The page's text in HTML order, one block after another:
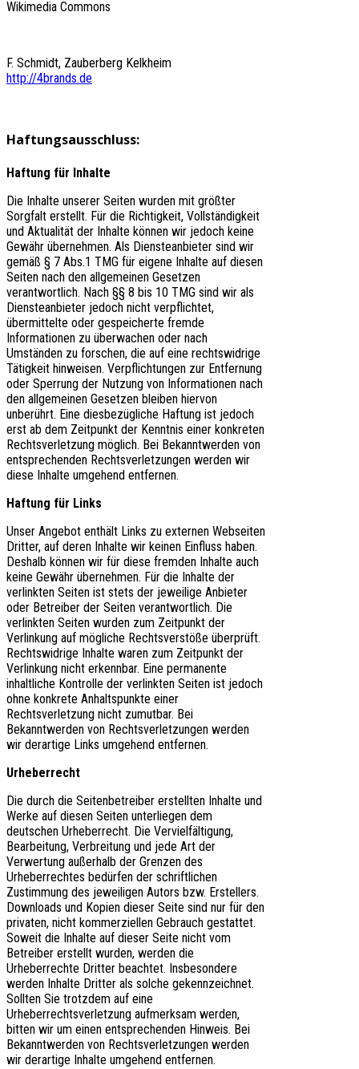
Wikimedia Commons
F. Schmidt, Zauberberg Kelkheim
http://4brands.de
Haftungsausschluss:
Haftung für Inhalte
Die Inhalte unserer Seiten wurden mit größter
Sorgfalt erstellt. Für die Richtigkeit, Vollständigkeit
und Aktualität der Inhalte können wir jedoch keine
Gewähr übernehmen. Als Diensteanbieter sind wir
gemäß § 7 Abs.1 TMG für eigene Inhalte auf diesen
Seiten nach den allgemeinen Gesetzen
verantwortlich. Nach §§ 8 bis 10 TMG sind wir als
Diensteanbieter jedoch nicht verpflichtet,
übermittelte oder gespeicherte fremde
Informationen zu überwachen oder nach
Umständen zu forschen, die auf eine rechtswidrige
Tätigkeit hinweisen. Verpflichtungen zur Entfernung
oder Sperrung der Nutzung von Informationen nach
den allgemeinen Gesetzen bleiben hiervon
unberührt. Eine diesbezügliche Haftung ist jedoch
erst ab dem Zeitpunkt der Kenntnis einer konkreten
Rechtsverletzung möglich. Bei Bekanntwerden von
entsprechenden Rechtsverletzungen werden wir
diese Inhalte umgehend entfernen.
Haftung für Links
Unser Angebot enthält Links zu externen Webseiten
Dritter, auf deren Inhalte wir keinen Einfluss haben.
Deshalb können wir für diese fremden Inhalte auch
keine Gewähr übernehmen. Für die Inhalte der
verlinkten Seiten ist stets der jeweilige Anbieter
oder Betreiber der Seiten verantwortlich. Die
verlinkten Seiten wurden zum Zeitpunkt der
Verlinkung auf mögliche Rechtsverstöße überprüft.
Rechtswidrige Inhalte waren zum Zeitpunkt der
Verlinkung nicht erkennbar. Eine permanente
inhaltliche Kontrolle der verlinkten Seiten ist jedoch
ohne konkrete Anhaltspunkte einer
Rechtsverletzung nicht zumutbar. Bei
Bekanntwerden von Rechtsverletzungen werden
wir derartige Links umgehend entfernen.
Urheberrecht
Die durch die Seitenbetreiber erstellten Inhalte und
Werke auf diesen Seiten unterliegen dem
deutschen Urheberrecht. Die Vervielfältigung,
Bearbeitung, Verbreitung und jede Art der
Verwertung außerhalb der Grenzen des
Urheberrechtes bedürfen der schriftlichen
Zustimmung des jeweiligen Autors bzw. Erstellers.
Downloads und Kopien dieser Seite sind nur für den
privaten, nicht kommerziellen Gebrauch gestattet.
Soweit die Inhalte auf dieser Seite nicht vom
Betreiber erstellt wurden, werden die
Urheberrechte Dritter beachtet. Insbesondere
werden Inhalte Dritter als solche gekennzeichnet.
Sollten Sie trotzdem auf eine
Urheberrechtsverletzung aufmerksam werden,
bitten wir um einen entsprechenden Hinweis. Bei
Bekanntwerden von Rechtsverletzungen werden
wir derartige Inhalte umgehend entfernen.